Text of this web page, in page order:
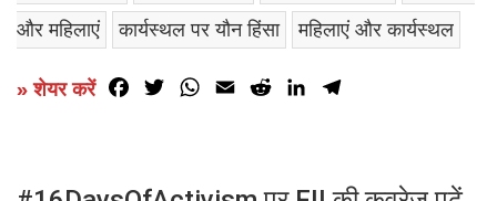
और महिलाएं
कार्यस्थल पर यौन हिंसा महिलाएं और कार्यस्थल
» शेयर करें Facebook
TwitterWhatsApp
Email RedditLinkedIn